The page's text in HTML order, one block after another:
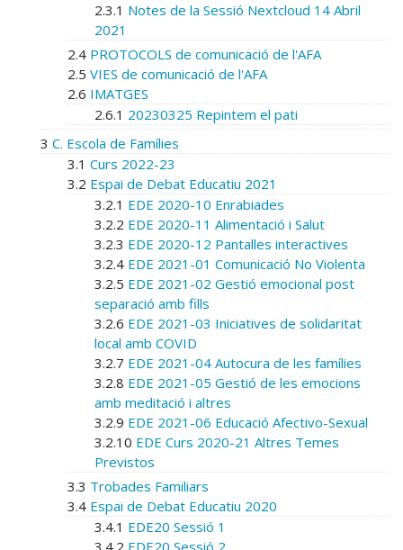
2.3.1 Notes de la Sessió Nextcloud 14 Abril
2021
2.4 PROTOCOLS de comunicació de l'AFA
2.5 VIES de comunicació de l'AFA
2.6 IMATGES
2.6.1 20230325 Repintem el pati
3 C. Escola de Famílies
3.1 Curs 2022-23
3.2 Espai de Debat Educatiu 2021
3.2.1 EDE 2020-10 Enrabiades
3.2.2 EDE 2020-11 Alimentació i Salut
3.2.3 EDE 2020-12 Pantalles interactives
3.2.4 EDE 2021-01 Comunicació No Violenta
3.2.5 EDE 2021-02 Gestió emocional post
separació amb fills
3.2.6 EDE 2021-03 Iniciatives de solidaritat
local amb COVID
3.2.7 EDE 2021-04 Autocura de les famílies
3.2.8 EDE 2021-05 Gestió de les emocions
amb meditació i altres
3.2.9 EDE 2021-06 Educació Afectivo-Sexual
3.2.10 EDE Curs 2020-21 Altres Temes
Previstos
3.3 Trobades Familiars
3.4 Espai de Debat Educatiu 2020
3.4.1 EDE20 Sessió 1